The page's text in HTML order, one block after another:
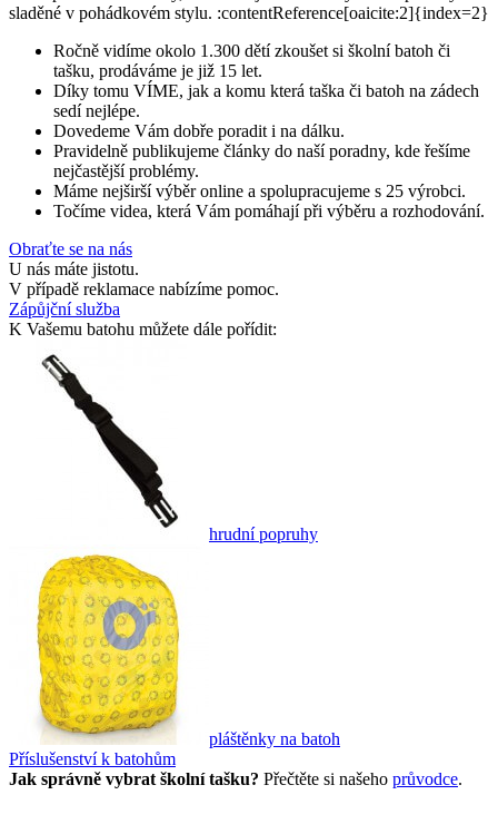
sladěné v pohádkovém stylu. :contentReference[oaicite:2]{index=2}
Ročně vidíme okolo 1.300 dětí zkoušet si školní batoh či
tašku, prodáváme je již 15 let.
Díky tomu VÍME, jak a komu která taška či batoh na zádech
sedí nejlépe.
Dovedeme Vám dobře poradit i na dálku.
Pravidelně publikujeme články do naší poradny, kde řešíme
nejčastější problémy.
Máme nejširší výběr online a spolupracujeme s 25 výrobci.
Točíme videa, která Vám pomáhají při výběru a rozhodování.
Obraťte se na nás
U nás máte jistotu.
V případě reklamace nabízíme pomoc.
Zápůjční služba
K Vašemu batohu můžete dále pořídit:
hrudní popruhy
pláštěnky na batoh
Příslušenství k batohům
Jak správně vybrat školní tašku? Přečtěte si našeho průvodce.